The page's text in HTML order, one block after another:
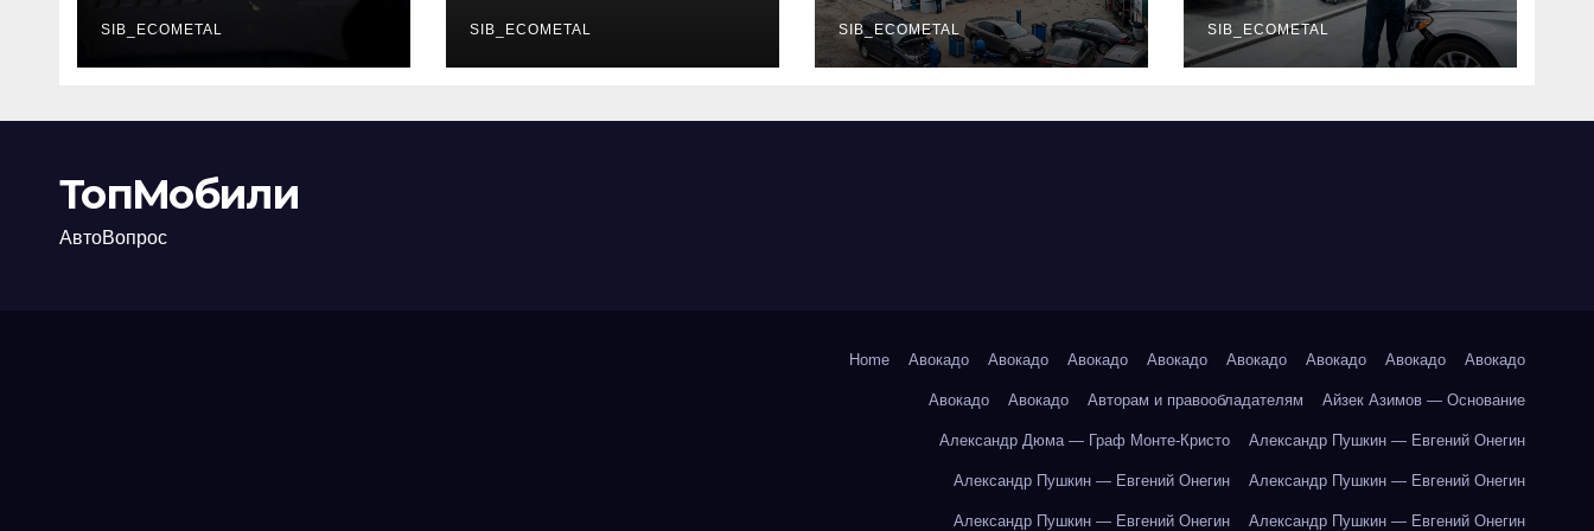
каково их
основное
назначение
SIB_ECOMETAL
актуальных
профессий
SIB_ECOMETAL
описание услуг и
режим работы
SIB_ECOMETAL
наличие
оригинальных
запчастей
сроки выполнения
SIB_ECOMETAL
ТопМобили
АвтоВопрос
Home Авокадо Авокадо Авокадо Авокадо Авокадо Авокадо Авокадо Авокадо
Авокадо Авокадо Авторам и правообладателям Айзек Азимов — Основание
Александр Дюма — Граф Монте-Кристо Александр Пушкин — Евгений Онегин
Александр Пушкин — Евгений Онегин Александр Пушкин — Евгений Онегин
Александр Пушкин — Евгений Онегин Александр Пушкин — Евгений Онегин